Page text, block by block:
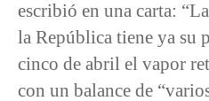
escribió en una carta:
la República tiene ya su
cinco de abril el vapor
con un balance de